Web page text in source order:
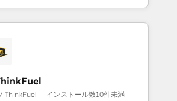
reliable partner capable of delivering
for our most sophisticated
the gap between marketing, sales,
tailored HubSpot solutions. Our
with the care and agility of a
Triario, we’re big enough to deliver
ThinkFuel インストール数10件未満